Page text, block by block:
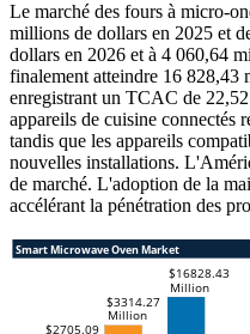
Le marché des fours à micro-
millions de dollars en 2025 et
dollars en 2026 et à 4 060,64
finalement atteindre 16 828,43
enregistrant un TCAC de
appareils de cuisine connectés
tandis que les appareils
nouvelles installations.
de marché. L'adoption de la
accélérant la pénétration des